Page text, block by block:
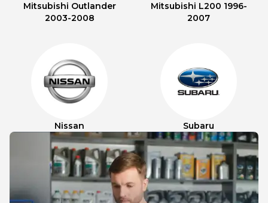
Mitsubishi Outlander
2003-2008
Mitsubishi L200 1996-
2007
Nissan Subaru